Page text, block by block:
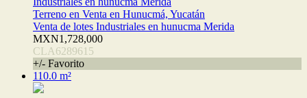
Terreno en Venta en Hunucmá, Yucatán
Venta de lotes Industriales en hunucma Merida
MXN1,728,000
CLA6289615
+/- Favorito
110.0 m²